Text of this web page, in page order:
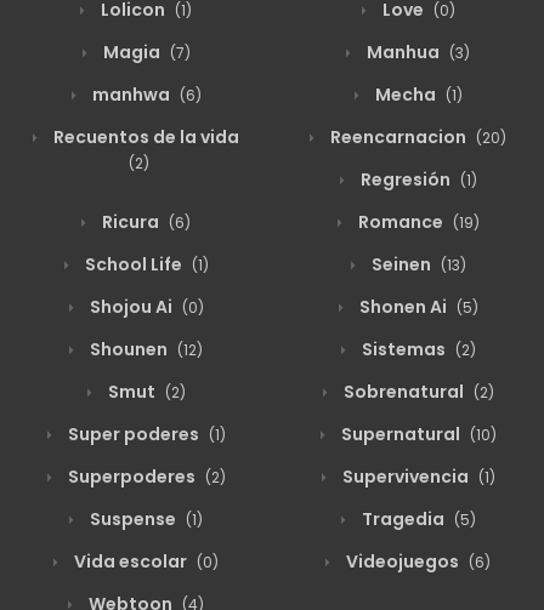
Lolicon (1) Love (0)
Magia (7) Manhua (3)
manhwa (6) Mecha (1)
Recuentos de la vida
(2)
Reencarnacion (20)
Regresión (1)
Ricura (6) Romance (19)
School Life (1) Seinen (13)
Shojou Ai (0) Shonen Ai (5)
Shounen (12) Sistemas (2)
Smut (2) Sobrenatural (2)
Super poderes (1) Supernatural (10)
Superpoderes (2) Supervivencia (1)
Suspense (1) Tragedia (5)
Vida escolar (0) Videojuegos (6)
Webtoon (4)